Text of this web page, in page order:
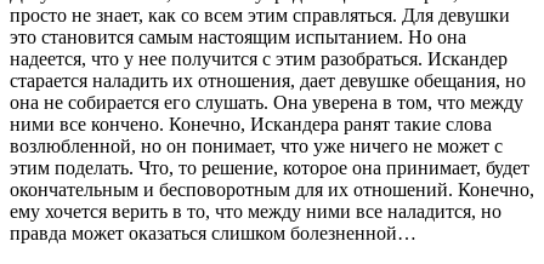
просто не знает, как со всем этим справляться. Для девушки
это становится самым настоящим испытанием. Но она
надеется, что у нее получится с этим разобраться. Искандер
старается наладить их отношения, дает девушке обещания, но
она не собирается его слушать. Она уверена в том, что между
ними все кончено. Конечно, Искандера ранят такие слова
возлюбленной, но он понимает, что уже ничего не может с
этим поделать. Что, то решение, которое она принимает, будет
окончательным и бесповоротным для их отношений. Конечно,
ему хочется верить в то, что между ними все наладится, но
правда может оказаться слишком болезненной…